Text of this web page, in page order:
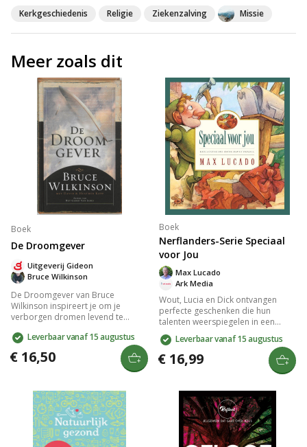
Kerkgeschiedenis Religie Ziekenzalving Missie
Meer zoals dit
Boek
De Droomgever
Bruce Wilkinson
Uitgeverij Gideon
De Droomgever van Bruce
Wilkinson inspireert je om je
verborgen dromen levend te
gelijkenis en praktische gids helpt
Wilkinson je door de uitdagingen
en risico's op jouw droomreis.
Ontdek je potentieel, leer omgaan
werkelijkheid.
Leverbaar vanaf 15 augustus
€ 16,50
Boek
Nerflanders-Serie Speciaal
voor Jou
Ark Media
Max Lucado
Wout, Lucia en Dick ontvangen
perfecte geschenken die hun
talenten weerspiegelen in een
hartverwarmend verhaal over het
ontdekken en gebruiken van je
unieke gaven. Dit boek laat zien
hoe speciale gaven kunnen
boodschap over de waarde van
persoonlijke talenten.
Leverbaar vanaf 15 augustus
€ 16,99